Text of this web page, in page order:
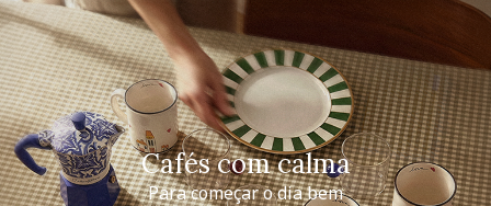
Cafés com calma
Para começar o dia bem